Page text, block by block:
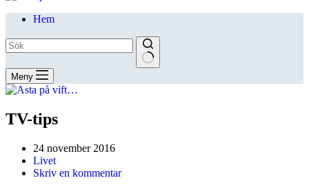
Hem
Meny
TV-tips
24 november 2016
Livet
Skriv en kommentar